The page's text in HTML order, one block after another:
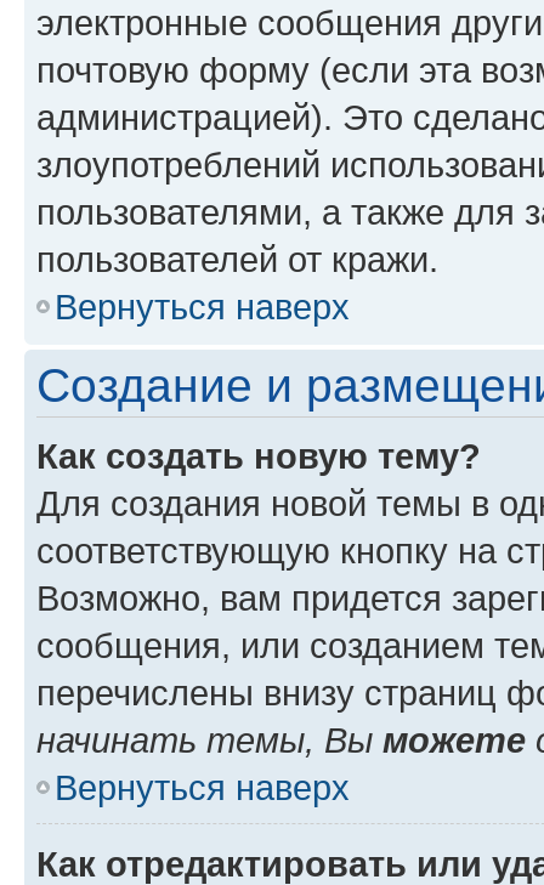
электронные сообщения
почтовую форму (если эта
администрацией). Это
злоупотреблений
пользователями, а также для
пользователей от кражи.
Вернуться наверх
Создание и
Как создать новую тему?
Для создания новой темы в
соответствующую кнопку на
Возможно, вам придется
сообщения, или созданием
перечислены внизу страниц
начинать темы, Вы можете
Вернуться наверх
Как отредактировать или